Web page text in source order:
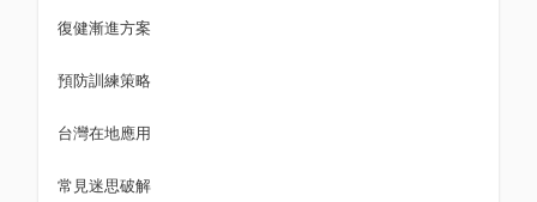
復健漸進方案
預防訓練策略
台灣在地應用
常見迷思破解